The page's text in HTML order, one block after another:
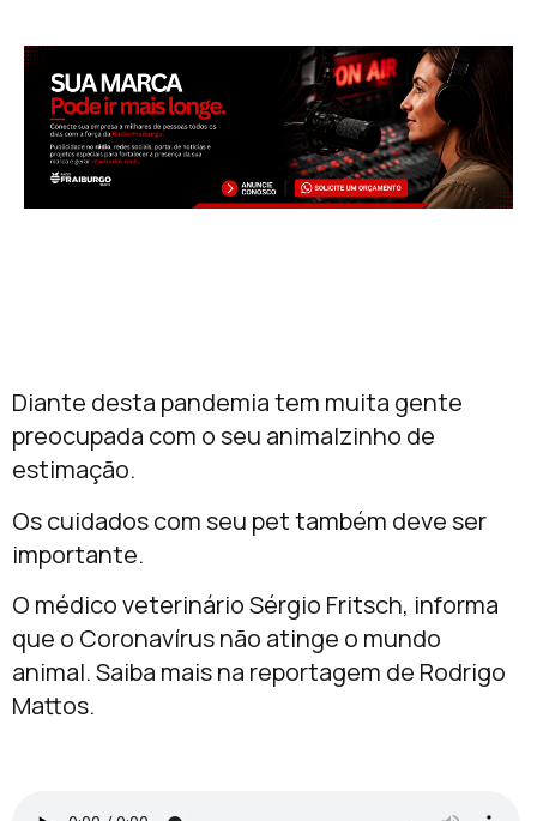
Diante desta pandemia tem muita gente
preocupada com o seu animalzinho de
estimação.
Os cuidados com seu pet também deve ser
importante.
O médico veterinário Sérgio Fritsch, informa
que o Coronavírus não atinge o mundo
animal. Saiba mais na reportagem de Rodrigo
Mattos.